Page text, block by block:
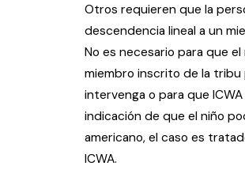
Otros requieren que la
descendencia lineal a un
No es necesario para que el
miembro inscrito de la tribu
intervenga o para que
indicación de que el niño
americano, el caso es
ICWA.